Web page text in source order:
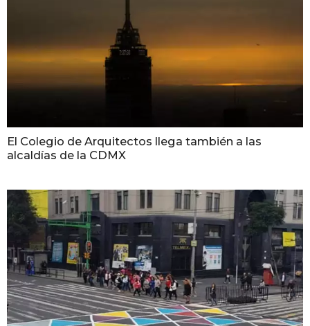
El Colegio de Arquitectos llega también a las
alcaldías de la CDMX